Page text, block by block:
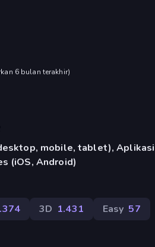
6 bulan terakhir)
mobile, tablet), Aplikasi
(iOS, Android)
3D 1.431 Easy 57